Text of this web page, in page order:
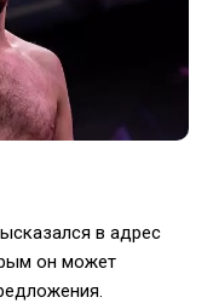
в адрес
он может